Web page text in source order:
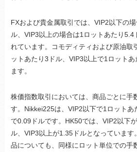
FXおよび貴金属取引では、VIP2以下の
ル、VIP3以上の場合は1ロットあたり5.4
れています。コモディティおよび原油取
ットあたり3ドル、VIP3以上で1ロット
ます。
株価指数取引においては、商品ごとに手
す。Nikkei225は、VIP2以下で1ロットあ
で0.09ドルです。HK50では、VIP2以下
ル、VIP3以上が1.35ドルとなっていま
品についても、同様にロット単位での手